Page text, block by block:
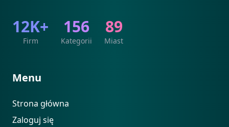
12K+
Firm
156
Kategorii
89
Miast
Menu
Strona główna
Zaloguj się